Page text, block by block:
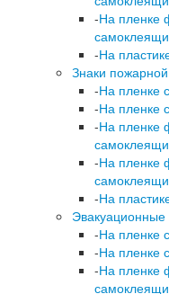
-На пленке
-На
Знаки
-На пленке
-На пленке
-На пленке
-На пленке
-На
Эвакуационные
-На пленке
-На пленке
-На пленке